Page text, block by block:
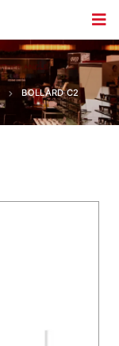
BOLLARD C2